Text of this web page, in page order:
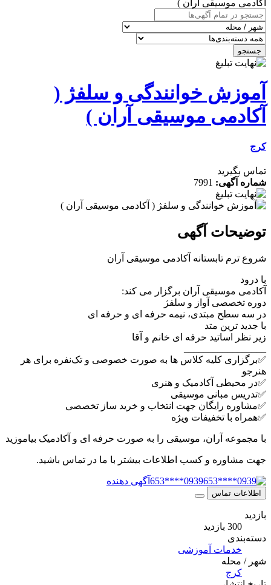
آکادمی موسیقی آران )
جستجو
آموزش خوانندگی و سلفژ (
آکادمی موسیقی آران )
کرج
تماس بگیرید
شماره آگهی: 7991
توضیحات آگهی
شروع ترم تابستانه آکادمی موسیقی آران️️️
با درود
آکادمی موسیقی آران برگزار‌ می کند:
دوره تخصصی آواز و سلفژ
در سه سطح مبتدی، نیمه حرفه ای و حرفه ای
با جدید ترین متد
زیر نظر اساتید حرفه ای خانم و آقا
✅️برگزاری کلیه کلاس ها به صورت خصوصی و تک‌نفره برای هر
هنرجو
✅️در محیطی آکادمیک و هنری
✅️تدریس مبانی موسیقی
✅️مشاوره رایگان جهت انتخاب و خرید ساز تخصصی
✅️همراه با تخفیفات ویژه
با مجموعه آران، موسیقی را به صورت حرفه ای و آکادمیک بیاموزید
جهت مشاوره و کسب اطلاعات بیشتر با ما در تماس باشید.
0939****653 آگهی دهنده
اطلاعات تماس
بازدید
300 بازدید
دسته‌بندی
خدمات آموزشی
شهر / محله
کرج